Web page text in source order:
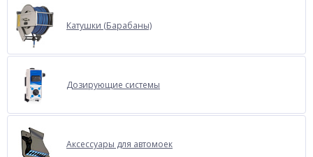
Катушки (Барабаны)
Дозирующие системы
Аксессуары для автомоек